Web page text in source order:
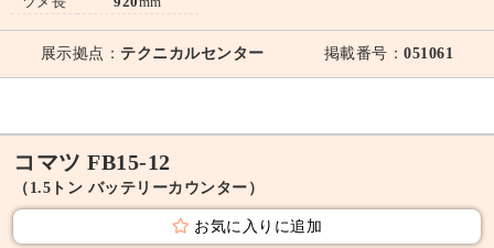
展示拠点： テクニカルセンター 掲載番号：051061
コマツ FB15-12
（1.5トン バッテリーカウンター）
お気に入りに追加